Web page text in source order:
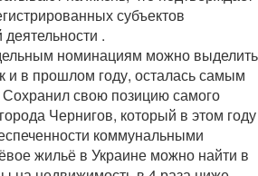
субъектов
.
номинациям можно выделить
и в прошлом году, осталась самым
свою позицию самого
Чернигов, который в этом году
коммунальными
жильё в Украине можно найти в